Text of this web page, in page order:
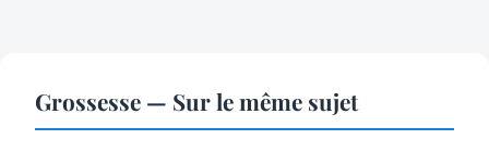
Grossesse — Sur le même sujet